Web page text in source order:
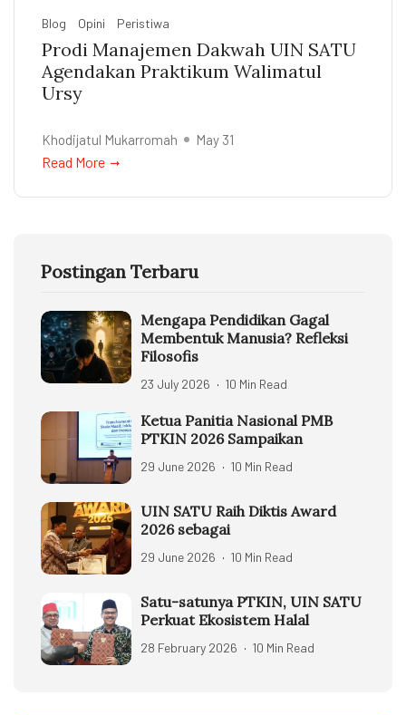
Blog Opini Peristiwa
Prodi Manajemen Dakwah UIN SATU
Agendakan Praktikum Walimatul
Ursy
Khodijatul Mukarromah May 31
Read More
Postingan Terbaru
Mengapa Pendidikan Gagal
Membentuk Manusia? Refleksi
Filosofis
23 July 2026 10 Min Read
Ketua Panitia Nasional PMB
PTKIN 2026 Sampaikan
29 June 2026 10 Min Read
UIN SATU Raih Diktis Award
2026 sebagai
29 June 2026 10 Min Read
Satu-satunya PTKIN, UIN SATU
Perkuat Ekosistem Halal
28 February 2026 10 Min Read